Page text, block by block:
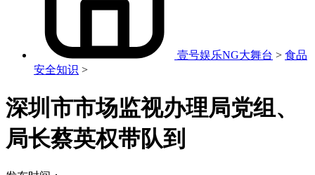
壹号娱乐NG大舞台 > 食品
安全知识 >
深圳市市场监视办理局党组、
局长蔡英权带队到